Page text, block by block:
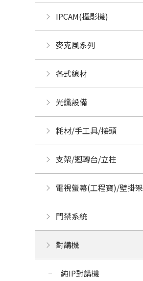
IPCAM(攝影機)
麥克風系列
各式線材
光纖設備
耗材/手工具/接頭
支架/迴轉台/立柱
電視螢幕(工程寶)/壁掛架
門禁系統
對講機
純IP對講機